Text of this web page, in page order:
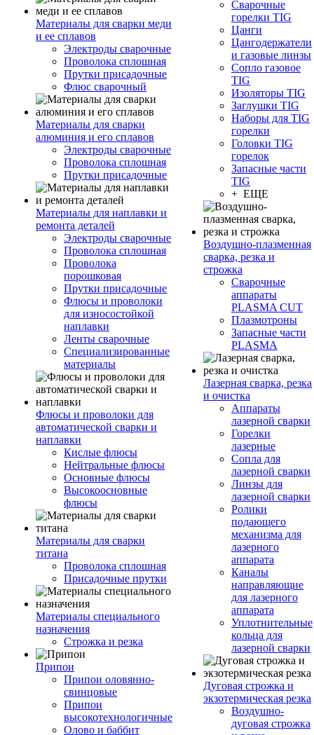
Материалы для сварки меди
и ее сплавов
Электроды сварочные
Проволока сплошная
Прутки присадочные
Флюс сварочный
Материалы для сварки
алюминия и его сплавов
Электроды сварочные
Проволока сплошная
Прутки присадочные
Материалы для наплавки и
ремонта деталей
Электроды сварочные
Проволока сплошная
Проволока
порошковая
Прутки присадочные
Флюсы и проволоки
для износостойкой
наплавки
Ленты сварочные
Специализированные
материалы
Флюсы и проволоки для
автоматической сварки и
наплавки
Кислые флюсы
Нейтральные флюсы
Основные флюсы
Высокоосновные
флюсы
Материалы для сварки
титана
Проволока сплошная
Присадочные прутки
Материалы специального
назначения
Строжка и резка
Припои
Припои оловянно-
свинцовые
Припои
высокотехнологичные
Олово и баббит
Сварочные
горелки TIG
Цанги
Цангодержатели
и газовые линзы
Сопло газовое
TIG
Изоляторы TIG
Заглушки TIG
Наборы для TIG
горелки
Головки TIG
горелок
Запасные части
TIG
+ ЕЩЕ
Воздушно-плазменная
сварка, резка и
строжка
Сварочные
аппараты
PLASMA CUT
Плазмотроны
Запасные части
PLASMA
Лазерная сварка, резка
и очистка
Аппараты
лазерной сварки
Горелки
лазерные
Сопла для
лазерной сварки
Линзы для
лазерной сварки
Ролики
подающего
механизма для
лазерного
аппарата
Каналы
направляющие
для лазерного
аппарата
Уплотнительные
кольца для
лазерной сварки
Дуговая строжка и
экзотермическая резка
Воздушно-
дуговая строжка